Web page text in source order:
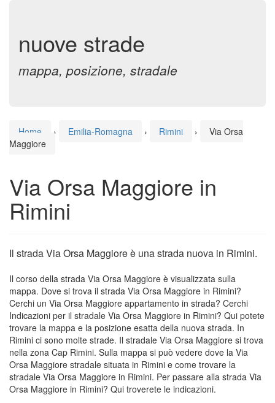
nuove strade
mappa, posizione, stradale
Home › Emilia-Romagna › Rimini ›
Via Orsa
Maggiore
Via Orsa Maggiore in
Rimini
Il strada Via Orsa Maggiore è una strada nuova in Rimini.
Il corso della strada Via Orsa Maggiore è visualizzata sulla
mappa. Dove si trova il strada Via Orsa Maggiore in Rimini?
Cerchi un Via Orsa Maggiore appartamento in strada? Cerchi
Indicazioni per il stradale Via Orsa Maggiore in Rimini? Qui potete
trovare la mappa e la posizione esatta della nuova strada. In
Rimini ci sono molte strade. Il stradale Via Orsa Maggiore si trova
nella zona Cap Rimini. Sulla mappa si può vedere dove la Via
Orsa Maggiore stradale situata in Rimini e come trovare la
stradale Via Orsa Maggiore in Rimini. Per passare alla strada Via
Orsa Maggiore in Rimini? Qui troverete le indicazioni.